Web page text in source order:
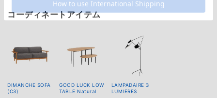
コーディネートアイテム
DIMANCHE SOFA
(C3)
GOOD LUCK LOW
TABLE Natural
LAMPADAIRE 3
LUMIERES